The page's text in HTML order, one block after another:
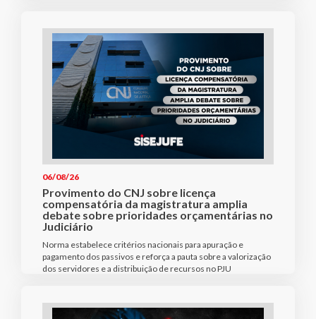
06/08/26
Provimento do CNJ sobre licença
compensatória da magistratura amplia
debate sobre prioridades orçamentárias no
Judiciário
Norma estabelece critérios nacionais para apuração e
pagamento dos passivos e reforça a pauta sobre a valorização
dos servidores e a distribuição de recursos no PJU